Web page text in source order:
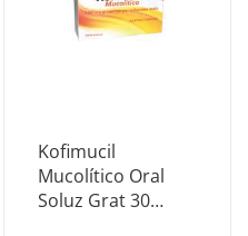
Kofimucil
Mucolítico Oral
Soluz Grat 30